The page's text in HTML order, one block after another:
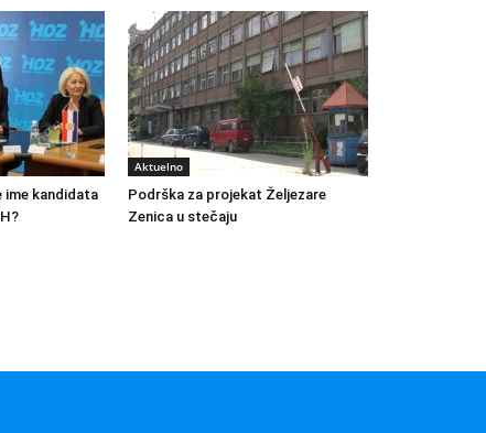
ime kandidata
Aktuelno
Podrška za projekat Željezare
Zenica u stečaju